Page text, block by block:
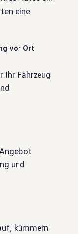
Shop
und Radio
eine
vor Ort
Ihr Fahrzeug
und
kümmern